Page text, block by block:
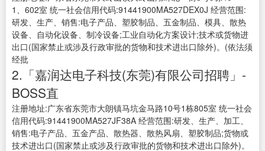
1、602室 统一社会信用代码:91441900MA527DEX0J 经营范围:
研发、生产、销售:电子产品、塑胶制品、五金制品、模具、散热
设备、自动化设备、制冷设备;工业自动化方案设计;技术或货物进
出口(国家禁止或涉及行政审批的货物和技术进出口除外)。(依法须
经批
2.「嘉润达电子科技(东莞)有限公司招聘」-
BOSS直
注册地址:广东省东莞市大朗镇马坑金马路10号1栋805室 统一社会
信用代码:91441900MA527JF38A 经营范围:研发、生产、加工、
销售:电子产品、五金产品、散热器、散热风扇、塑胶制品;货物或
技术进出口(国家禁止或涉及行政审批的货物和技术进出口除外)。